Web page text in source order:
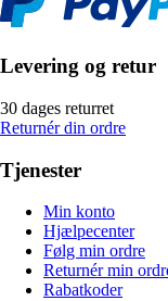
Levering og retur
30 dages returret
Returnér din ordre
Tjenester
Min konto
Hjælpecenter
Følg min ordre
Returnér min
Rabatkoder